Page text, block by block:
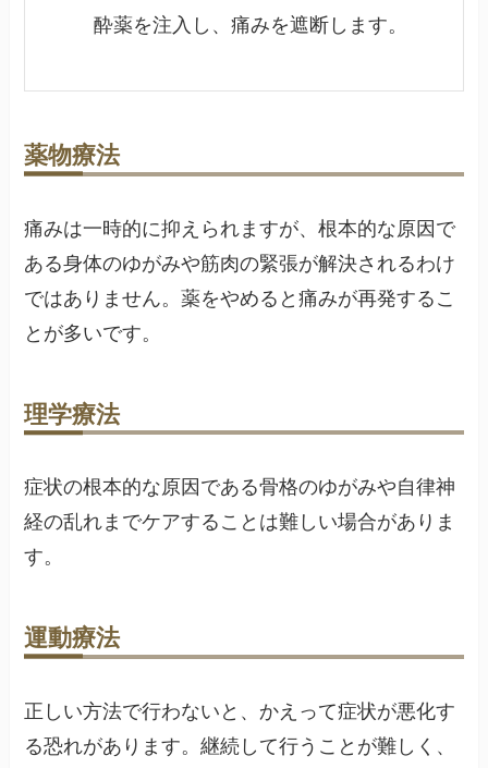
酔薬を注入し、痛みを遮断します。
薬物療法
痛みは一時的に抑えられますが、根本的な原因で
ある身体のゆがみや筋肉の緊張が解決されるわけ
ではありません。薬をやめると痛みが再発するこ
とが多いです。
理学療法
症状の根本的な原因である骨格のゆがみや自律神
経の乱れまでケアすることは難しい場合がありま
す。
運動療法
正しい方法で行わないと、かえって症状が悪化す
る恐れがあります。継続して行うことが難しく、